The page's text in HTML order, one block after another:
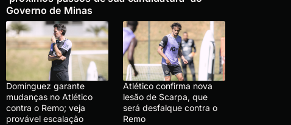
Governo de Minas
Domínguez garante
mudanças no Atlético
contra o Remo; veja
provável escalação
Atlético confirma nova
lesão de Scarpa, que
será desfalque contra o
Remo